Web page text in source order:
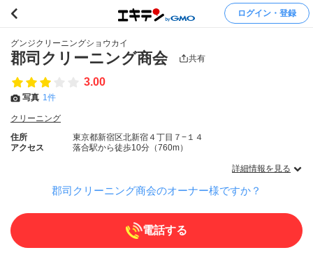
ログイン・登録
グンジクリーニングショウカイ
郡司クリーニング商会 共有
3.00
写真 1件
クリーニング
住所
東京都新宿区北新宿４丁目７−１４
アクセス
落合駅から徒歩10分（760m）
詳細情報を見る
郡司クリーニング商会のオーナー様ですか？
電話する